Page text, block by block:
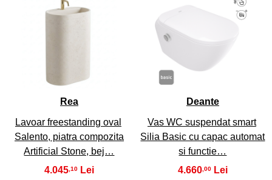
Rea
Lavoar freestanding oval
Salento, piatra compozita
Artificial Stone, bej…
4.045,10
Deante
Vas WC suspendat smart
Silia Basic cu capac automat
si functie…
4.660,00